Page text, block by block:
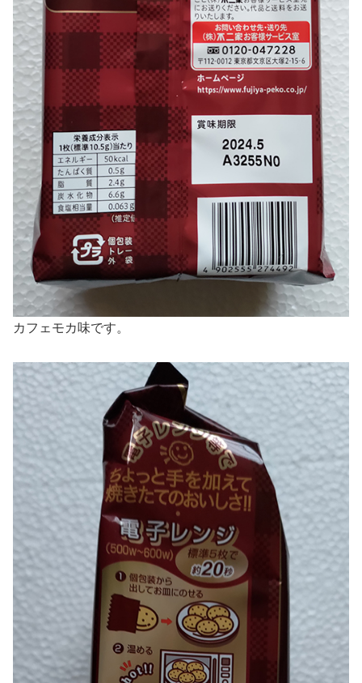
カフェモカ味です。